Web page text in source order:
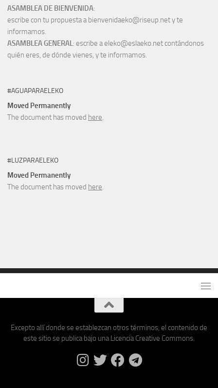
ASAMBLEA DE BIENVENIDA:
escribe con tu propuesta a bienvenidaeko@riseup.net y te
informamos.
ASAMBLEA GENERAL: escribe a eleko@eslaeko.net contándonos
quién eres, de dónde vienes, y te informamos.
#AGUAPARAELEKO
Moved Permanently
The document has moved here.
#LUZPARAELEKO
Moved Permanently
The document has moved here.
Excepto allí donde se establezcan otros términos, el contenido de
este sitio se publica bajo una Licencia Creative Commons.